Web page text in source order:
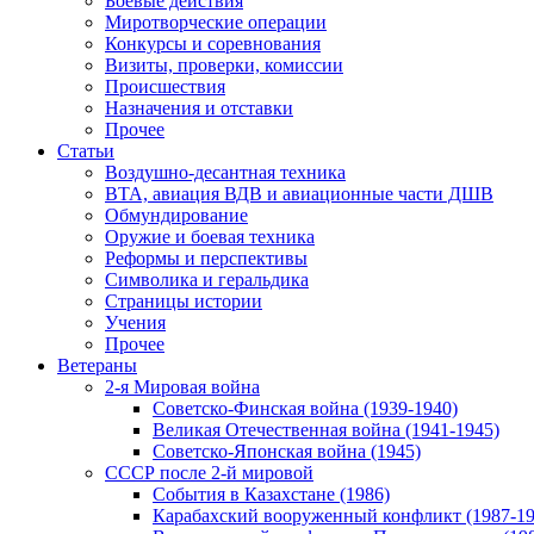
Миротворческие операции
Конкурсы и соревнования
Визиты, проверки, комиссии
Происшествия
Назначения и отставки
Прочее
Статьи
Воздушно-десантная техника
ВТА, авиация ВДВ и авиационные части ДШВ
Обмундирование
Оружие и боевая техника
Реформы и перспективы
Символика и геральдика
Страницы истории
Учения
Прочее
Ветераны
2-я Мировая война
Советско-Финская война (1939-1940)
Великая Отечественная война (1941-1945)
Советско-Японская война (1945)
СССР после 2-й мировой
События в Казахстане (1986)
Карабахский вооруженный конфликт (1987-